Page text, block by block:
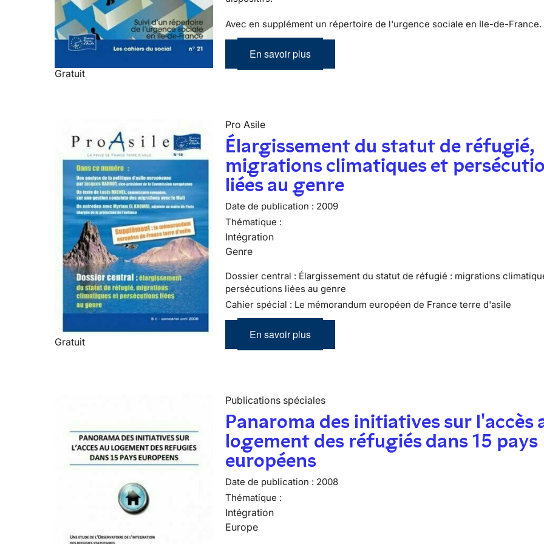
Gratuit
Avec en supplément un répertoire de l'urgence sociale en Ile-de-France.
En savoir plus
Gratuit
Pro Asile
Élargissement du statut de réfugié,
migrations climatiques et
liées au genre
Date de publication : 2009
Thématique :
Intégration
Genre
Dossier central : Élargissement du statut de réfugié : migrations
persécutions liées au genre
Cahier spécial : Le mémorandum européen de France terre d'asile
En savoir plus
Publications spéciales
Panaroma des initiatives sur l'accès
logement des réfugiés dans 15 pays
européens
Date de publication : 2008
Thématique :
Intégration
Europe